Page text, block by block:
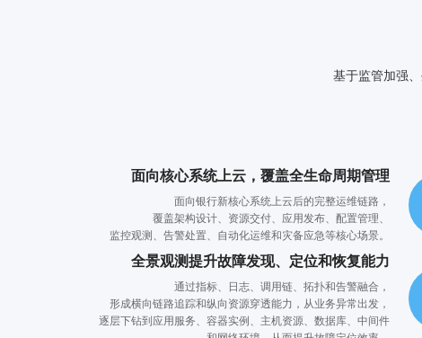
基于监管加强
面向核心系统上云，覆盖全生命周期管理
面向银行新核心系统上云后的完整运维链路，
覆盖架构设计、资源交付、应用发布、配置管理、
监控观测、告警处置、自动化运维和灾备应急等核心场景。
全景观测提升故障发现、定位和恢复能力
通过指标、日志、调用链、拓扑和告警融合，
形成横向链路追踪和纵向资源穿透能力，从业务异常出发，
逐层下钻到应用服务、容器实例、主机资源、数据库、中间件